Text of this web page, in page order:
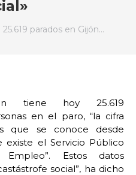
25.619 parados en Gijón…
tiene hoy 25.619
en el paro, “la cifra
que se conoce desde
existe el Servicio Público
Empleo”. Estos datos
social”, ha dicho